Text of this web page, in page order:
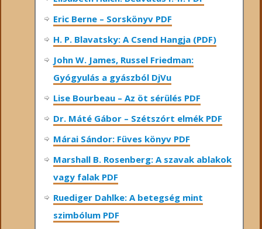
Eric Berne – Sorskönyv PDF
H. P. Blavatsky: A Csend Hangja (PDF)
John W. James, Russel Friedman:
Gyógyulás a gyászból DjVu
Lise Bourbeau – Az öt sérülés PDF
Dr. Máté Gábor – Szétszórt elmék PDF
Márai Sándor: Füves könyv PDF
Marshall B. Rosenberg: A szavak ablakok
vagy falak PDF
Ruediger Dahlke: A betegség mint
szimbólum PDF